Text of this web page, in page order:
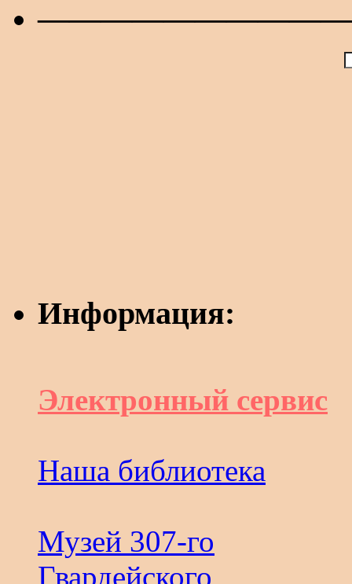
Информация:
Электронный сервис
Наша библиотека
Музей 307-го
Гвардейского